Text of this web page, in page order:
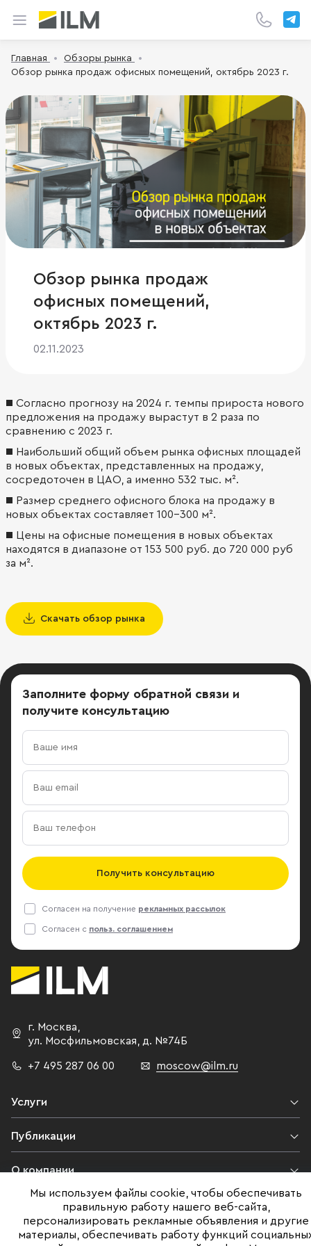
Главная
Обзоры рынка
Обзор рынка продаж офисных помещений, октябрь 2023 г.
Обзор рынка продаж
офисных помещений,
октябрь 2023 г.
02.11.2023
■ Согласно прогнозу на 2024 г. темпы прироста нового
предложения на продажу вырастут в 2 раза по
сравнению с 2023 г.
■ Наибольший общий объем рынка офисных площадей
в новых объектах, представленных на продажу,
сосредоточен в ЦАО, а именно 532 тыс. м².
■ Размер среднего офисного блока на продажу в
новых объектах составляет 100-300 м².
■ Цены на офисные помещения в новых объектах
находятся в диапазоне от 153 500 руб. до 720 000 руб
за м².
Скачать обзор рынка
Заполните форму обратной связи и
получите консультацию
Получить консультацию
Согласен на получение рекламных рассылок
Согласен с польз. соглашением
г. Москва
ул. Мосфильмовская,
д. №74Б
+7 495 287 06 00 moscow@ilm.ru
Услуги
Публикации
О компании
Юридическая информация
Мы используем файлы cookie, чтобы обеспечивать
правильную работу нашего веб-сайта,
персонализировать рекламные объявления и другие
материалы, обеспечивать работу функций